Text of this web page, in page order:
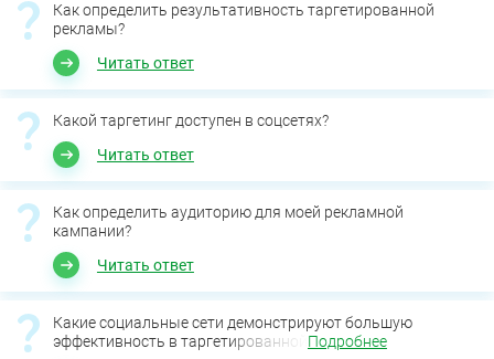
Как определить результативность таргетированной
рекламы?
Читать ответ
Какой таргетинг доступен в соцсетях?
Читать ответ
Как определить аудиторию для моей рекламной
кампании?
Читать ответ
Какие социальные сети демонстрируют большую
эффективность в таргетированной Подробнее